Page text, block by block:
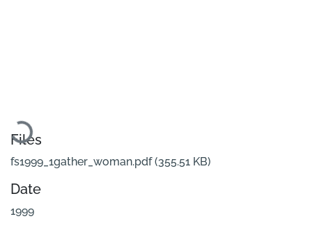
Loading...
Files
fs1999_1gather_woman.pdf(355.51 KB)
Date
1999